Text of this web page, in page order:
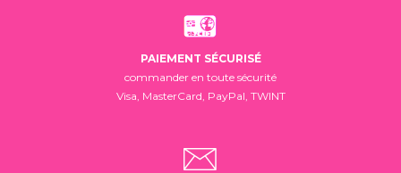
PAIEMENT SÉCURISÉ
commander en toute sécurité
Visa, MasterCard, PayPal, TWINT